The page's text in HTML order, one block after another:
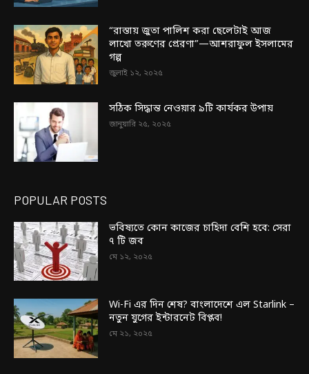
“রাস্তায় জুতা পালিশ করা ছেলেটাই আজ
লাখো তরুণের প্রেরণা”—আশরাফুল ইসলামের
গল্প
জুলাই ১২, ২০২৫
সঠিক সিদ্ধান্ত নেওয়ার ৯টি কার্যকর উপায়
জানুয়ারি ২৫, ২০২৫
POPULAR POSTS
ভবিষ্যতে কোন কাজের চাহিদা বেশি হবে: সেরা
৭ টি জব
মে ১২, ২০২৫
Wi-Fi এর দিন শেষ? বাংলাদেশে এল Starlink –
নতুন যুগের ইন্টারনেট বিপ্লব!
মে ২১, ২০২৫